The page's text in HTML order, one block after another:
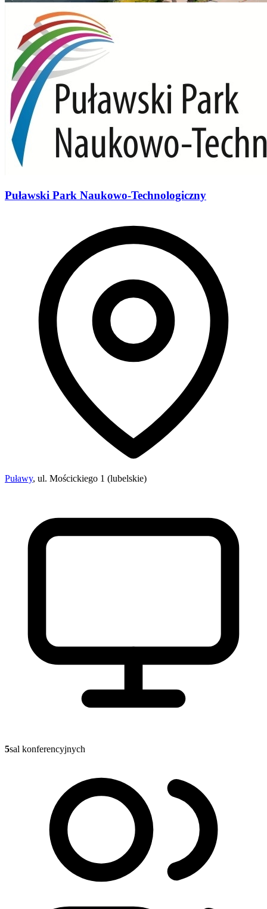
Puławski Park Naukowo-Technologiczny
Puławy, ul. Mościckiego 1 (lubelskie)
5sal konferencyjnych